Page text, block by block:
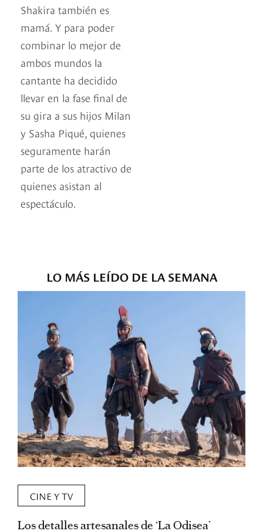
Shakira también es
mamá. Y para poder
combinar lo mejor de
ambos mundos la
cantante ha decidido
llevar en la fase final de
su gira a sus hijos Milan
y Sasha Piqué, quienes
seguramente harán
parte de los atractivo de
quienes asistan al
espectáculo.
LO MÁS LEÍDO DE LA SEMANA
CINE Y TV
Los detalles artesanales de ‘La Odisea’